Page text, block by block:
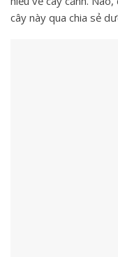
cây này qua chia sẻ